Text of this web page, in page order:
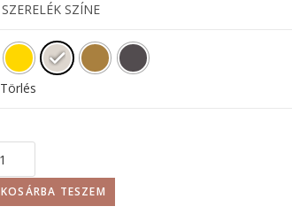
SZERELÉK SZÍNE
Törlés
KOSÁRBA TESZEM